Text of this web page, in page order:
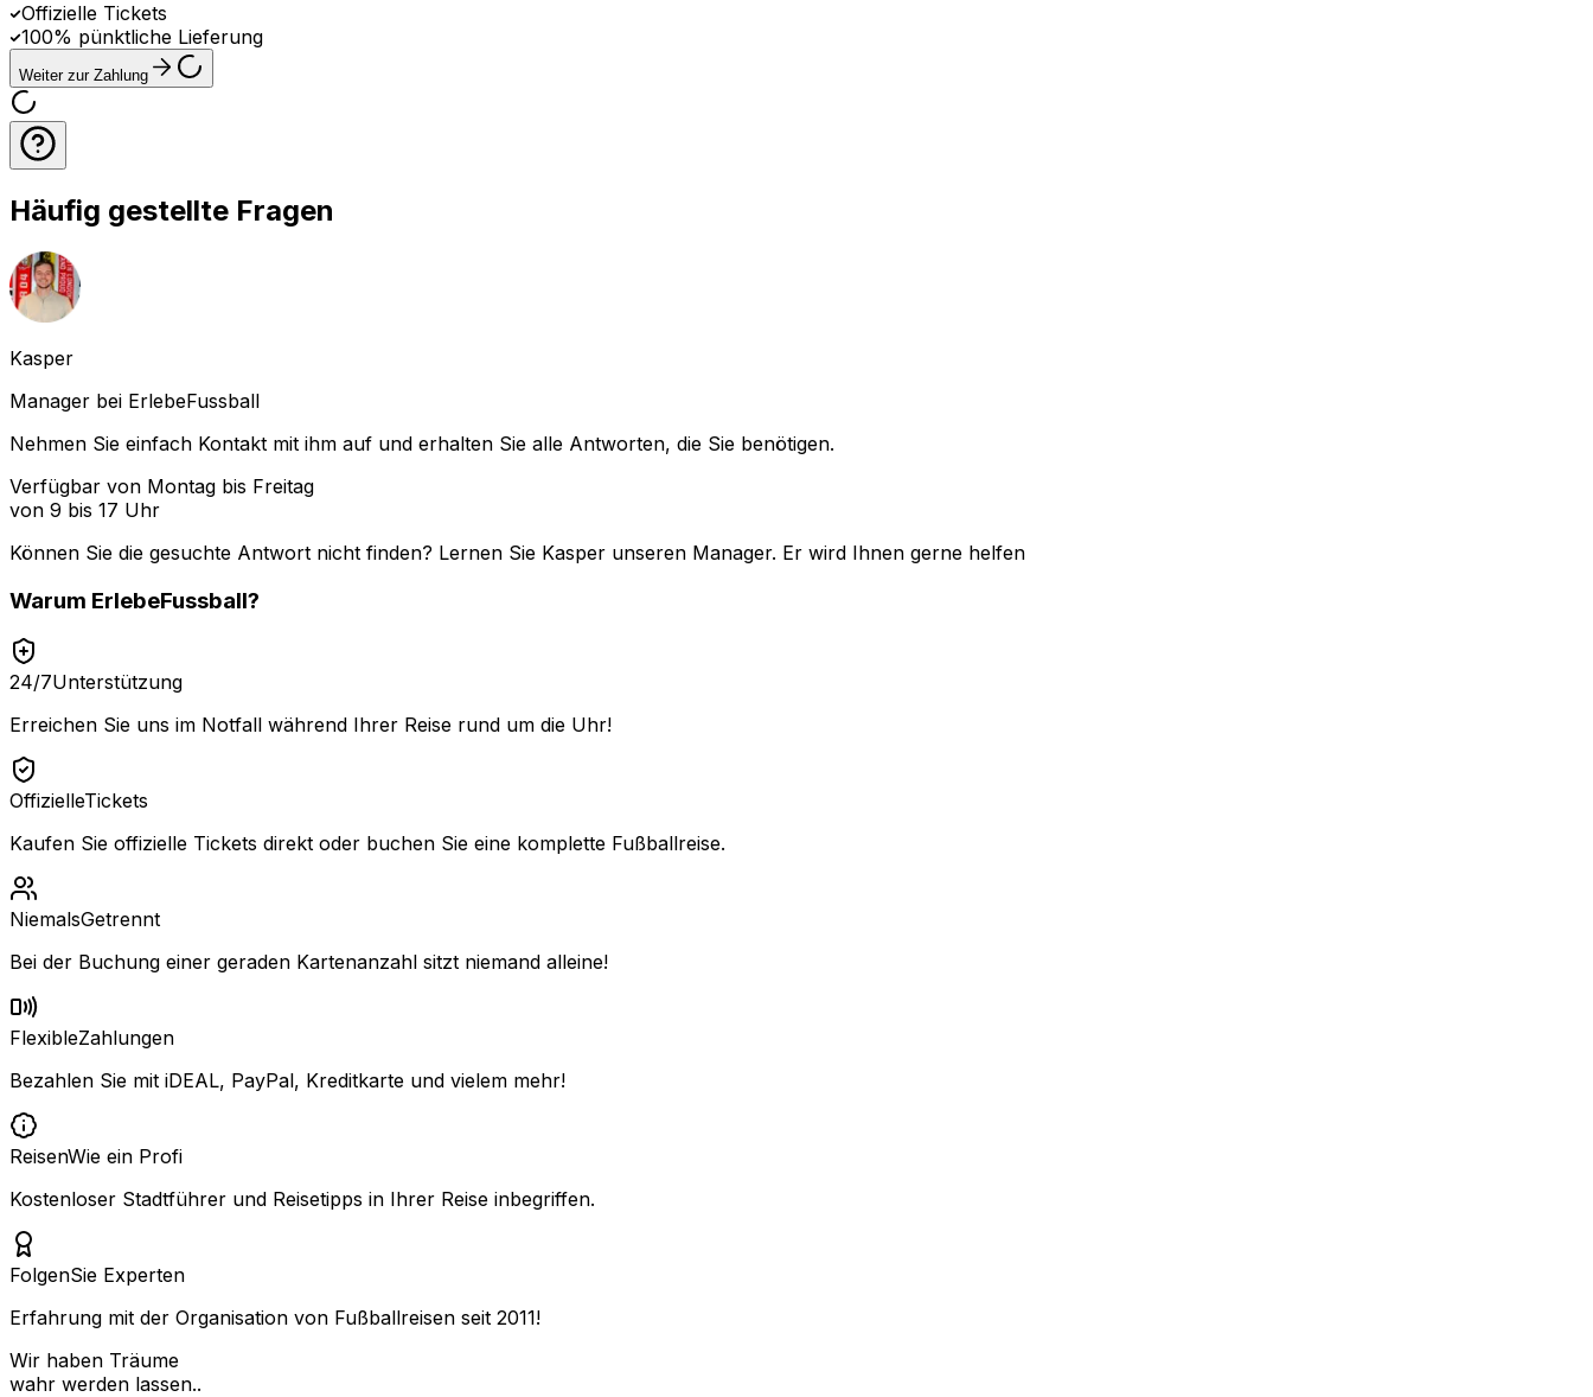
Offizielle Tickets
100% pünktliche Lieferung
Weiter zur Zahlung
Häufig gestellte Fragen
Kasper
Manager bei ErlebeFussball
Nehmen Sie einfach Kontakt mit ihm auf und erhalten Sie alle Antworten, die Sie benötigen.
Verfügbar von Montag bis Freitag
von 9 bis 17 Uhr
Können Sie die gesuchte Antwort nicht finden? Lernen Sie Kasper unseren Manager. Er wird Ihnen gerne helfen
Warum ErlebeFussball?
24/7Unterstützung
Erreichen Sie uns im Notfall während Ihrer Reise rund um die Uhr!
OffizielleTickets
Kaufen Sie offizielle Tickets direkt oder buchen Sie eine komplette Fußballreise.
NiemalsGetrennt
Bei der Buchung einer geraden Kartenanzahl sitzt niemand alleine!
FlexibleZahlungen
Bezahlen Sie mit iDEAL, PayPal, Kreditkarte und vielem mehr!
ReisenWie ein Profi
Kostenloser Stadtführer und Reisetipps in Ihrer Reise inbegriffen.
FolgenSie Experten
Erfahrung mit der Organisation von Fußballreisen seit 2011!
Wir haben Träume
wahr werden lassen..